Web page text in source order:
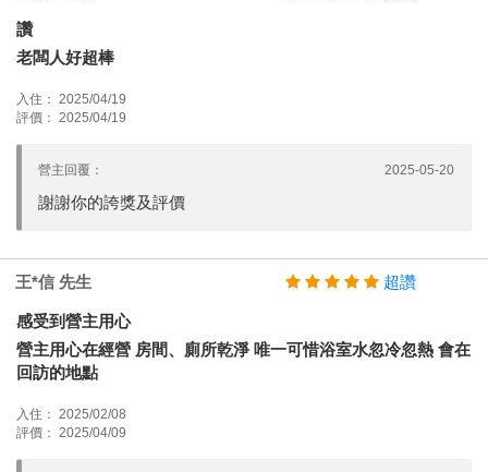
讚
老闆人好超棒
入住： 2025/04/19
評價： 2025/04/19
營主回覆： 2025-05-20
謝謝你的誇獎及評價
王*信 先生 超讚
感受到營主用心
營主用心在經營 房間、廁所乾淨 唯一可惜浴室水忽冷忽熱 會在
回訪的地點
入住： 2025/02/08
評價： 2025/04/09